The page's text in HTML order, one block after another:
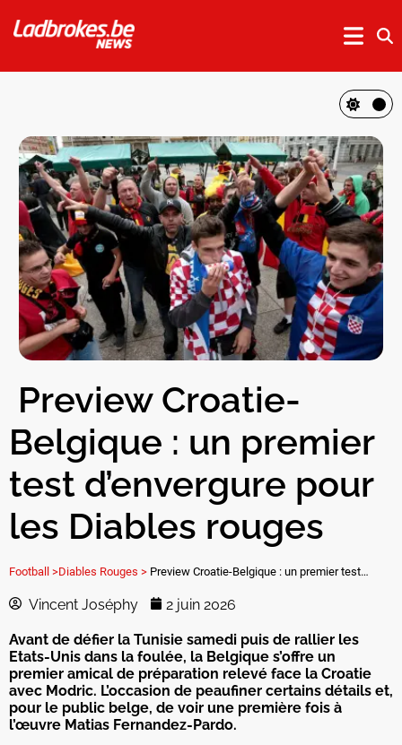
Preview Croatie-
Belgique : un premier
test d’envergure pour
les Diables rouges
Football >Diables Rouges > Preview Croatie-Belgique : un premier test d’envergure pour les Diables rouges
Vincent Joséphy 2 juin 2026
Avant de défier la Tunisie samedi puis de rallier les
Etats-Unis dans la foulée, la Belgique s’offre un
premier amical de préparation relevé face la Croatie
avec Modric. L’occasion de peaufiner certains détails et,
pour le public belge, de voir une première fois à
l’œuvre Matias Fernandez-Pardo.